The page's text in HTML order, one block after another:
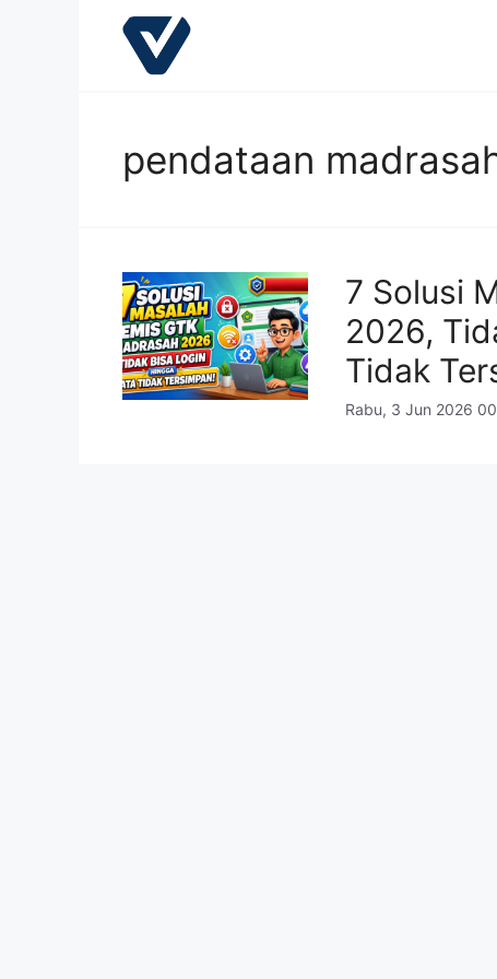
pendataan
7 Solusi
2026,
Tidak
Rabu, 3 Jun 2026